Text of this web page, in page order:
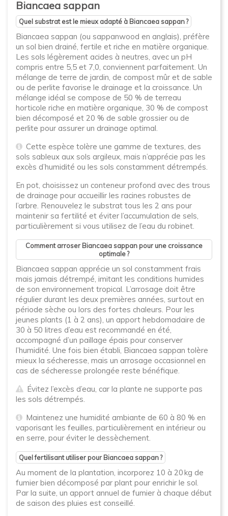
Biancaea sappan
Quel substrat est le mieux adapté à Biancaea sappan ?
Biancaea sappan (ou sappanwood en anglais), préfère
un sol bien drainé, fertile et riche en matière organique.
Les sols légèrement acides à neutres, avec un pH
compris entre 5,5 et 7,0, conviennent parfaitement. Un
mélange de terre de jardin, de compost mûr et de sable
ou de perlite favorise le drainage et la croissance. Un
mélange idéal se compose de 50 % de terreau
horticole riche en matière organique, 30 % de compost
bien décomposé et 20 % de sable grossier ou de
perlite pour assurer un drainage optimal.
Cette espèce tolère une gamme de textures, des
sols sableux aux sols argileux, mais n’apprécie pas les
excès d’humidité ou les sols constamment détrempés.
En pot, choisissez un conteneur profond avec des trous
de drainage pour accueillir les racines robustes de
l’arbre. Renouvelez le substrat tous les 2 ans pour
maintenir sa fertilité et éviter l’accumulation de sels,
particulièrement si vous utilisez de l’eau du robinet.
Comment arroser Biancaea sappan pour une croissance
optimale ?
Biancaea sappan apprécie un sol constamment frais
mais jamais détrempé, imitant les conditions humides
de son environnement tropical. L’arrosage doit être
régulier durant les deux premières années, surtout en
période sèche ou lors des fortes chaleurs. Pour les
jeunes plants (1 à 2 ans), un apport hebdomadaire de
30 à 50 litres d’eau est recommandé en été,
accompagné d’un paillage épais pour conserver
l’humidité. Une fois bien établi, Biancaea sappan tolère
mieux la sécheresse, mais un arrosage occasionnel en
cas de sécheresse prolongée reste bénéfique.
Évitez l’excès d’eau, car la plante ne supporte pas
les sols détrempés.
Maintenez une humidité ambiante de 60 à 80 % en
vaporisant les feuilles, particulièrement en intérieur ou
en serre, pour éviter le dessèchement.
Quel fertilisant utiliser pour Biancaea sappan ?
Au moment de la plantation, incorporez 10 à 20 kg de
fumier bien décomposé par plant pour enrichir le sol.
Par la suite, un apport annuel de fumier à chaque début
de saison des pluies est conseillé.